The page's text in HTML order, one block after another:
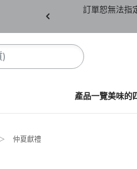
訂單恕無法指
產品一覽美味的
仲夏獻禮